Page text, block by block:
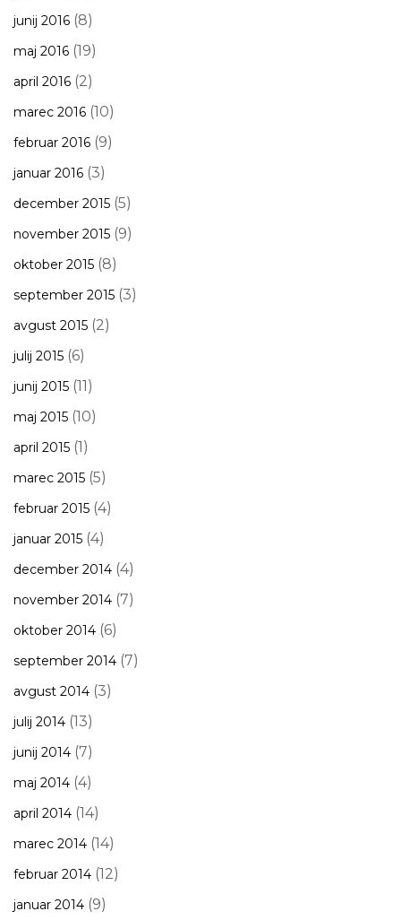
junij 2016 (8)
maj 2016 (19)
april 2016 (2)
marec 2016 (10)
februar 2016 (9)
januar 2016 (3)
december 2015 (5)
november 2015 (9)
oktober 2015 (8)
september 2015 (3)
avgust 2015 (2)
julij 2015 (6)
junij 2015 (11)
maj 2015 (10)
april 2015 (1)
marec 2015 (5)
februar 2015 (4)
januar 2015 (4)
december 2014 (4)
november 2014 (7)
oktober 2014 (6)
september 2014 (7)
avgust 2014 (3)
julij 2014 (13)
junij 2014 (7)
maj 2014 (4)
april 2014 (14)
marec 2014 (14)
februar 2014 (12)
januar 2014 (9)